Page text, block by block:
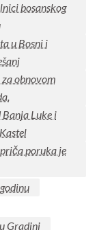
bosanskog
u Bosni i
obnovom
Luke i
poruka je
Gradini